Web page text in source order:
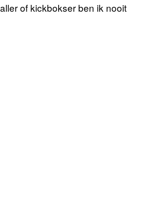
of kickbokser ben ik nooit